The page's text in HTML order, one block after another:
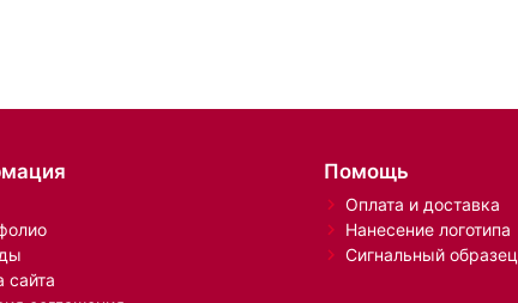
сайта
Помощь
Оплата и доставка
Нанесение логотипа
Сигнальный образец